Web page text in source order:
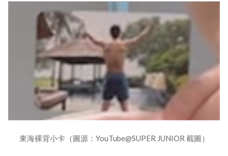
東海裸背小卡（圖源：YouTube@SUPER JUNIOR 截圖）